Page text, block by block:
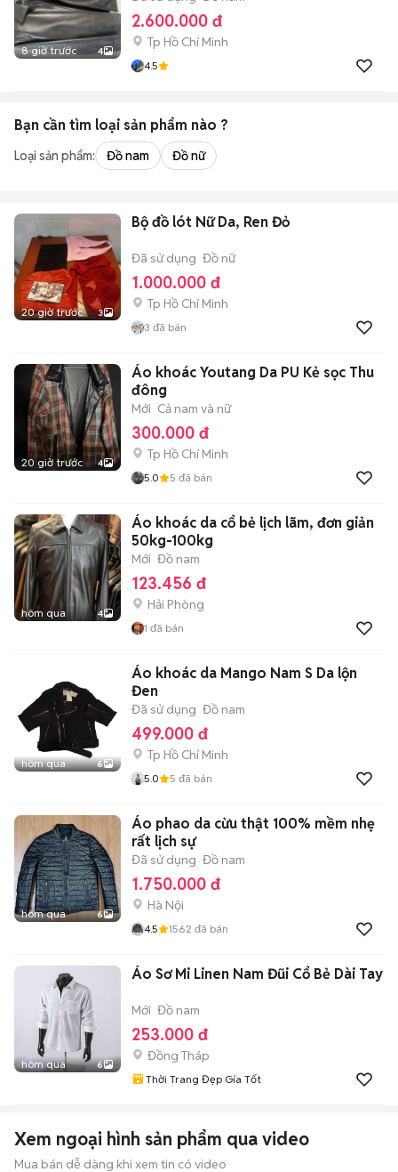
8 giờ trước 4
2.600.000 đ
Tp Hồ Chí Minh
4.5
Bạn cần tìm loại sản phẩm nào ?
Loại sản phẩm: Đồ nam Đồ nữ
20 giờ trước 3
Bộ đồ lót Nữ Da, Ren Đỏ
Đã sử dụng Đồ nữ
1.000.000 đ
Tp Hồ Chí Minh
3 đã bán
20 giờ trước 4
Áo khoác Youtang Da PU Kẻ sọc Thu
đông
Mới Cả nam và nữ
300.000 đ
Tp Hồ Chí Minh
5.0 5 đã bán
hôm qua 4
Áo khoác da cổ bẻ lịch lãm, đơn giản
50kg-100kg
Mới Đồ nam
123.456 đ
Hải Phòng
1 đã bán
hôm qua 6
Áo khoác da Mango Nam S Da lộn
Đen
Đã sử dụng Đồ nam
499.000 đ
Tp Hồ Chí Minh
5.0 5 đã bán
hôm qua 6
Áo phao da cừu thật 100% mềm nhẹ
rất lịch sự
Đã sử dụng Đồ nam
1.750.000 đ
Hà Nội
4.5 1562 đã bán
hôm qua 6
Áo Sơ Mi Linen Nam Đũi Cổ Bẻ Dài Tay
Mới Đồ nam
253.000 đ
Đồng Tháp
Thời Trang Đẹp Gía Tốt
Xem ngoại hình sản phẩm qua video
Mua bán dễ dàng khi xem tin có video